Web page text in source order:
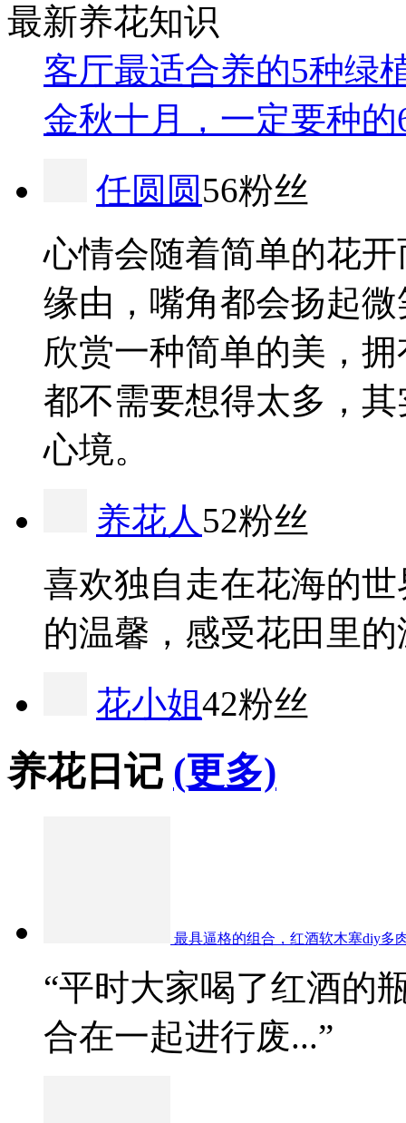
最新养花知识
客厅最适合养的5种绿
金秋十月，一定要种
任圆圆56粉丝
心情会随着简单的花
缘由，嘴角都会扬起
欣赏一种简单的美，
都不需要想得太多，
心境。
养花人 52粉丝
喜欢独自走在花海的
的温馨，感受花田里
花小姐42粉丝
养花日记 (更多)
最具逼格的组合，红酒软木塞diy多
“平时大家喝了红酒的
合在一起进行废...”